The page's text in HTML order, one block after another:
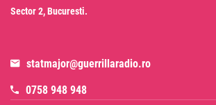
Sector 2, Bucuresti.
statmajor@guerrillaradio.ro
0758 948 948